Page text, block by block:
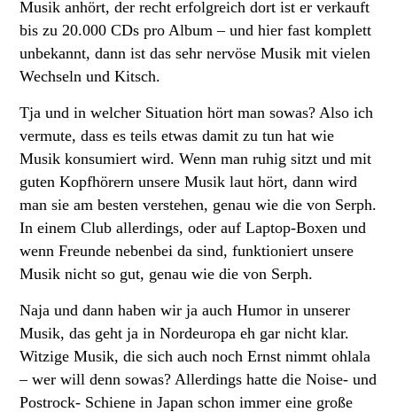
Musik anhört, der recht erfolgreich dort ist er verkauft
bis zu 20.000 CDs pro Album – und hier fast komplett
unbekannt, dann ist das sehr nervöse Musik mit vielen
Wechseln und Kitsch.
Tja und in welcher Situation hört man sowas? Also ich
vermute, dass es teils etwas damit zu tun hat wie
Musik konsumiert wird. Wenn man ruhig sitzt und mit
guten Kopfhörern unsere Musik laut hört, dann wird
man sie am besten verstehen, genau wie die von Serph.
In einem Club allerdings, oder auf Laptop-Boxen und
wenn Freunde nebenbei da sind, funktioniert unsere
Musik nicht so gut, genau wie die von Serph.
Naja und dann haben wir ja auch Humor in unserer
Musik, das geht ja in Nordeuropa eh gar nicht klar.
Witzige Musik, die sich auch noch Ernst nimmt ohlala
– wer will denn sowas? Allerdings hatte die Noise- und
Postrock- Schiene in Japan schon immer eine große